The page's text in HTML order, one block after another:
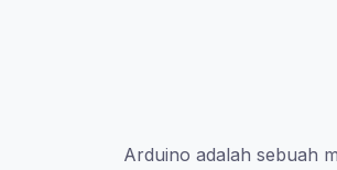
Arduino adalah sebuah